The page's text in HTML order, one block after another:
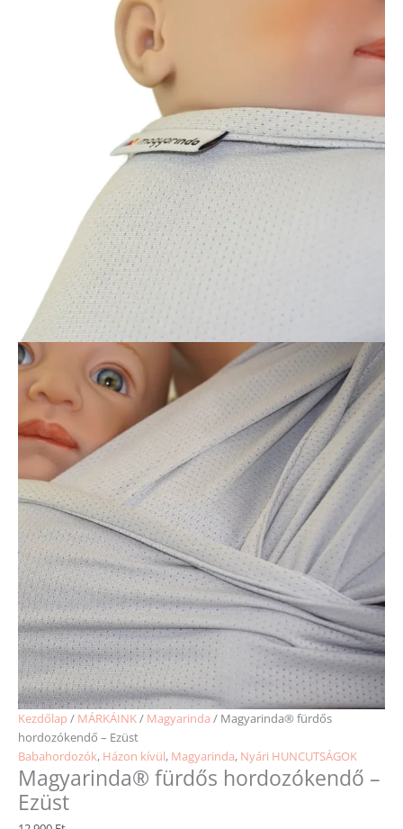
Kezdőlap / MÁRKÁINK/ Magyarinda / Magyarinda® fürdős
hordozókendő – Ezüst
Babahordozók, Házon kívül, Magyarinda, Nyári HUNCUTSÁGOK
Magyarinda® fürdős hordozókendő –
Ezüst